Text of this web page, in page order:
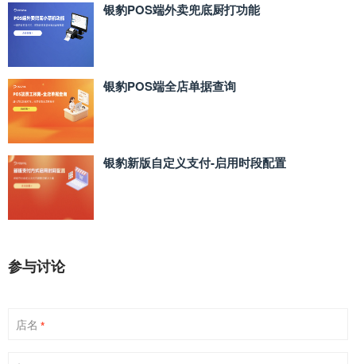
银豹POS端外卖兜底厨打功能
银豹POS端全店单据查询
银豹新版自定义支付‑启用时段配置
参与讨论
店名 *